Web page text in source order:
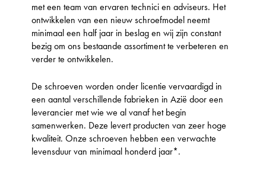
met een team van ervaren technici en adviseurs. Het
ontwikkelen van een nieuw schroefmodel neemt
minimaal een half jaar in beslag en wij zijn constant
bezig om ons bestaande assortiment te verbeteren en
verder te ontwikkelen.
De schroeven worden onder licentie vervaardigd in
een aantal verschillende fabrieken in Azië door een
leverancier met wie we al vanaf het begin
samenwerken. Deze levert producten van zeer hoge
kwaliteit. Onze schroeven hebben een verwachte
levensduur van minimaal honderd jaar*.